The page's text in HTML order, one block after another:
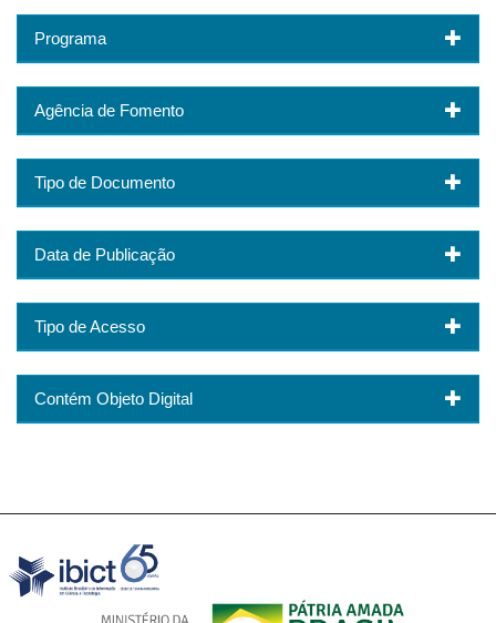
Programa
Agência de Fomento
Tipo de Documento
Data de Publicação
Tipo de Acesso
Contém Objeto Digital